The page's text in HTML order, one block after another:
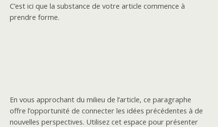
C’est ici que la substance de votre article commence à
prendre forme.
En vous approchant du milieu de l’article, ce paragraphe
offre l’opportunité de connecter les idées précédentes à de
nouvelles perspectives. Utilisez cet espace pour présenter